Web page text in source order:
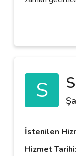
S
İstenilen
Hizmet Tarihi: